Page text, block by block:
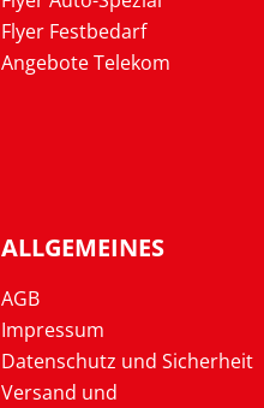
Flyer Festbedarf
Angebote Telekom
ALLGEMEINES
AGB
Impressum
Datenschutz und Sicherheit
Versand und